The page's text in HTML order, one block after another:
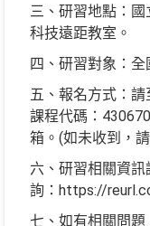
三、研習地點：
科技遠距教室。
四、研習對象：全
五、報名方式：請
課程代碼：
箱。(如未收到，
六、研習相關資
詢：https://
七、如有相關問